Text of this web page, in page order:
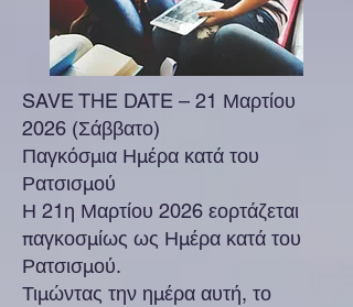
SAVE THE DATE – 21 Μαρτίου
2026 (Σάββατο)
Παγκόσμια Ημέρα κατά του
Ρατσισμού
Η 21η Μαρτίου 2026 εορτάζεται
παγκοσμίως ως Ημέρα κατά του
Ρατσισμού.
Τιμώντας την ημέρα αυτή, το